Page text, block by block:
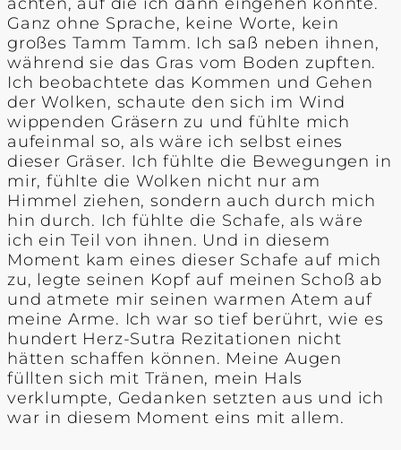
Ganz ohne Sprache, keine Worte, kein
großes Tamm Tamm. Ich saß neben ihnen,
während sie das Gras vom Boden zupften.
Ich beobachtete das Kommen und Gehen
der Wolken, schaute den sich im Wind
wippenden Gräsern zu und fühlte mich
aufeinmal so, als wäre ich selbst eines
dieser Gräser. Ich fühlte die Bewegungen in
mir, fühlte die Wolken nicht nur am
Himmel ziehen, sondern auch durch mich
hin durch. Ich fühlte die Schafe, als wäre
ich ein Teil von ihnen. Und in diesem
Moment kam eines dieser Schafe auf mich
zu, legte seinen Kopf auf meinen Schoß ab
und atmete mir seinen warmen Atem auf
meine Arme. Ich war so tief berührt, wie es
hundert Herz-Sutra Rezitationen nicht
hätten schaffen können. Meine Augen
füllten sich mit Tränen, mein Hals
verklumpte, Gedanken setzten aus und ich
war in diesem Moment eins mit allem.